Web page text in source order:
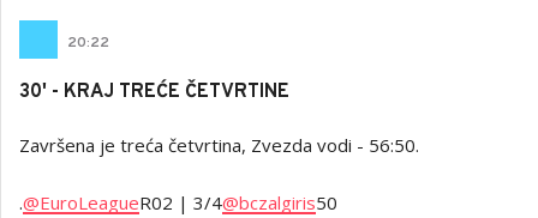
20:22
30' - KRAJ TREĆE ČETVRTINE
Završena je treća četvrtina, Zvezda vodi - 56:50.
.@EuroLeagueR02 | 3/4@bczalgiris50